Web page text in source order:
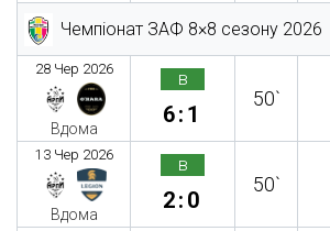
Чемпіонат ЗАФ 8×8 сезону 2026
28 Чер 2026
Вдома
в
6:1
50`
13 Чер 2026
Вдома
в
2:0
50`